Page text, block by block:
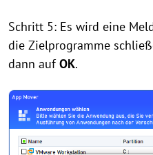
Schritt 5: Es wird eine
die Zielprogramme
dann aufOK.